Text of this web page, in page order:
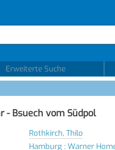
Erweiterte Suche
- Bsuech vom Südpol
Rothkirch, Thilo
Hamburg : Warner